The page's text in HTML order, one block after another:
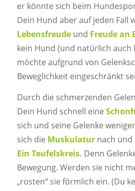
er könnte sich beim
Dein Hund aber auf jeden Fall
Lebensfreudeund Freude an
kein Hund (und natürlich auch
möchte aufgrund von
Beweglichkeit eingeschränkt
Durch die schmerzenden
Dein Hund schnell eine
sich und seine Gelenke
sich die Muskulaturnach und
Ein Teufelskreis. Denn
Bewegung. Werden sie nicht
„rosten“ sie förmlich ein. (Du